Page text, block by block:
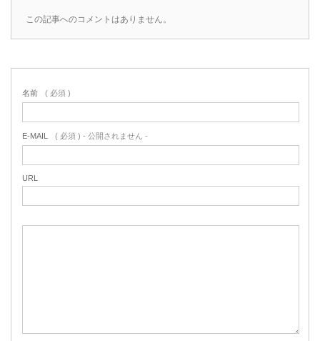
この記事へのコメントはありません。
名前 ( 必須 )
E-MAIL ( 必須 ) - 公開されません -
URL